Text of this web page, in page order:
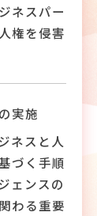
ネスパー
権を侵害
実施
ネスと人
づく手順
ェンスの
わる重要